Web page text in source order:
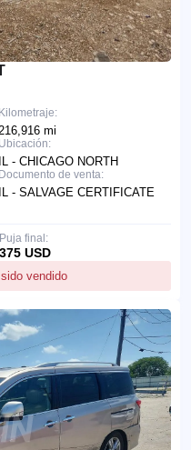
Kilometraje:
mi
Ubicación:
IL - CHICAGO NORTH
Documento de venta:
IL - SALVAGE CERTIFICATE
vendido
Puja final:
375 USD